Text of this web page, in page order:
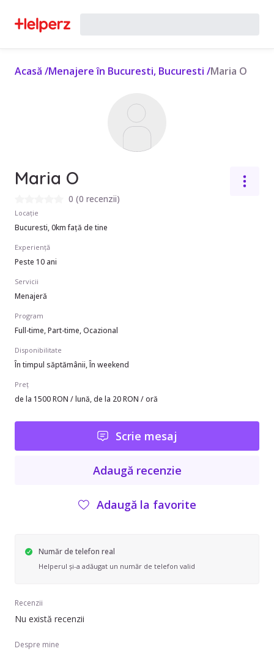
Acasă /Menajere în Bucuresti, Bucuresti /Maria O
Maria O
0 (0 recenzii)
Locație
Bucuresti, 0km față de tine
Experiență
Peste 10 ani
Servicii
Menajeră
Program
Full-time, Part-time, Ocazional
Disponibilitate
În timpul săptămânii, În weekend
Preț
de la 1500 RON / lună, de la 20 RON / oră
Scrie mesaj
Adaugă recenzie
Adaugă la favorite
Număr de telefon real
Helperul și-a adăugat un număr de telefon valid
Recenzii
Nu există recenzii
Despre mine